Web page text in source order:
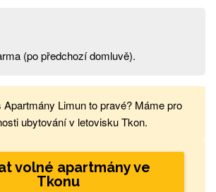
(po předchozí domluvě).
Apartmány Limun to pravé? Máme pro
ubytování v letovisku Tkon.
volné apartmány ve
Tkonu